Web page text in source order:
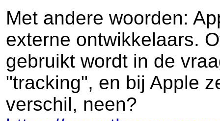
Met andere woorden:
externe ontwikkelaars.
gebruikt wordt in de
"tracking", en bij Apple
verschil, neen?